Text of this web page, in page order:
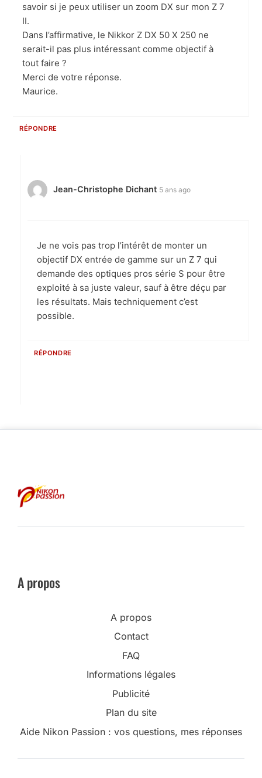
savoir si je peux utiliser un zoom DX sur mon Z 7
II.
Dans l’affirmative, le Nikkor Z DX 50 X 250 ne
serait-il pas plus intéressant comme objectif à
tout faire ?
Merci de votre réponse.
Maurice.
RÉPONDRE
Jean-Christophe Dichant 5 ans ago
Je ne vois pas trop l’intérêt de monter un
objectif DX entrée de gamme sur un Z 7 qui
demande des optiques pros série S pour être
exploité à sa juste valeur, sauf à être déçu par
les résultats. Mais techniquement c’est
possible.
RÉPONDRE
A propos
A propos
Contact
FAQ
Informations légales
Publicité
Plan du site
Aide Nikon Passion : vos questions, mes réponses